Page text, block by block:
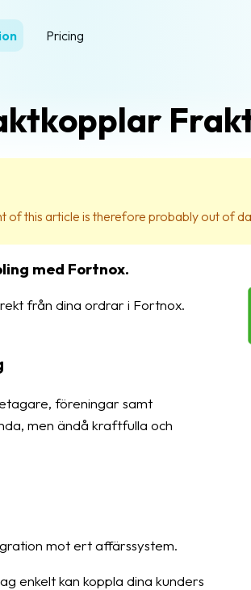
Pricing
of this article is therefore probably out of
med Fortnox.
från dina ordrar i Fortnox.
föreningar samt
men ändå kraftfulla och
mot ert affärssystem.
enkelt kan koppla dina kunders